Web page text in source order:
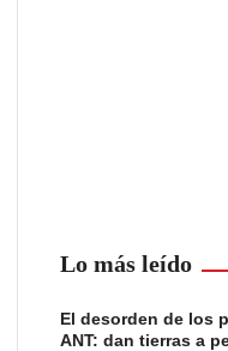
Lo más leído
El desorden de los
ANT: dan tierras a